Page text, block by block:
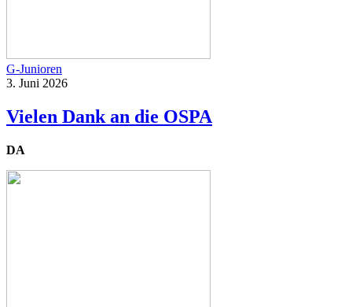
G-Junioren
3. Juni 2026
Vielen Dank an die OSPA
DA